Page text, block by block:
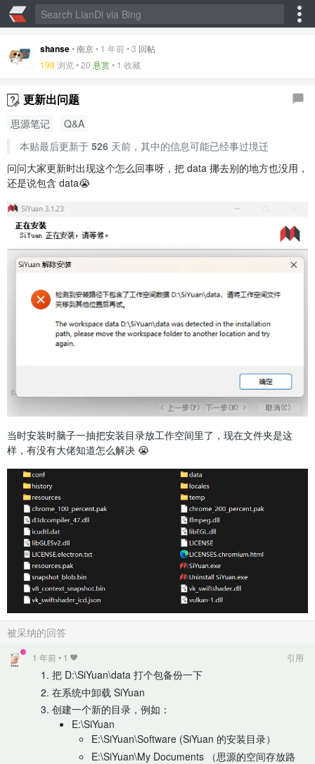
shanse•南京• 1 年前•3 回帖
198 浏览 •20 悬赏• 1 收藏
更新出问题
思源笔记
Q&A
本贴最后更新于 526天前，其中的信息可能已经事过境迁
问问大家更新时出现这个怎么回事呀，把 data 挪去别的地方也没用，
还是说包含 data😭
当时安装时脑子一抽把安装目录放工作空间里了，现在文件夹是这
样，有没有大佬知道怎么解决 😭
被采纳的回答
1 年前• 1 引用
把 D:\SiYuan\data 打个包备份一下
在系统中卸载 SiYuan
创建一个新的目录，例如：
E:\SiYuan
E:\SiYuan\Software (SiYuan 的安装目录）
E:\SiYuan\My Documents （思源的空间存放路